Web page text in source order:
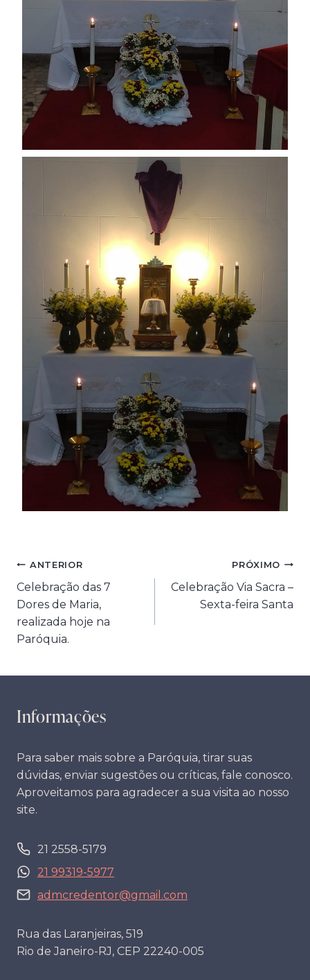
Navegação
de
Post
ANTERIOR
Celebração das 7
Dores de Maria,
realizada hoje na
Paróquia.
PRÓXIMO
Celebração Via Sacra –
Sexta-feira Santa
Informações
Para saber mais sobre a Paróquia, tirar suas
dúvidas, enviar sugestões ou críticas, fale conosco.
Aproveitamos para agradecer a sua visita ao nosso
site.
21 2558-5179
21 99319-5977
admcredentor@gmail.com
Rua das Laranjeiras, 519
Rio de Janeiro-RJ, CEP 22240-005